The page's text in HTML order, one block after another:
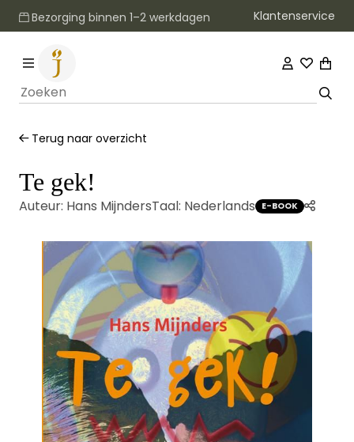
Bezorging binnen 1–2 werkdagen Klantenservice
Terug naar overzicht
Te gek!
Auteur: Hans MijndersTaal: Nederlands E-BOOK